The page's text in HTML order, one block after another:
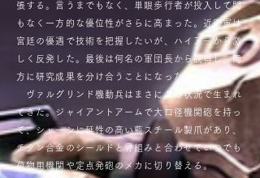
張する。言うまでもなく、単眼歩行者が投入して間
もなく一方的な優位性がさらに高まった。近衛軍は
宮廷の優遇で技術を把握したいが、ハイアーから激
しく反発した。最後は何名の軍団長から説得し、両
方に研究成果を分け合うことになった。
ヴァルグリンド機動兵はまさにこの状況で生まれ
てきた。ジャイアントアームで大口径機関砲を持っ
て、シャーシに延性の高い藍スチール製爪があり、
チタン合金のシールドと骨組みと合わせていつでも
荷物用機関や定点発砲のメカに切り替える。